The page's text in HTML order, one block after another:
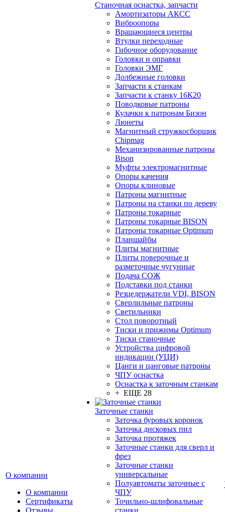
О компании
О компании
Сертификаты
Отзывы
Станочная оснастка, запчасти
Амортизаторы АКСС
Виброопоры
Вращающиеся центры
Втулки переходные
Гибочное оборудование
Головки и оправки
Головки ЭМГ
Долбежные головки
Запчасти к станкам
Запчасти к станку 16К20
Поводковые патроны
Кулачки к патронам Бизон
Люнеты
Магнитный стружкосборщик
Chipmag
Механизированные патроны
Bison
Муфты электромагнитные
Опоры качения
Опоры клиновые
Патроны магнитные
Патроны на станки по дереву
Патроны токарные
Патроны токарные BISON
Патроны токарные Optimum
Планшайбы
Плиты магнитные
Плиты поверочные и
разметочные чугунные
Подача СОЖ
Подставки под станки
Резцедержатели VDI, BISON
Сверлильные патроны
Светильники
Стол поворотный
Тиски и прижимы Optimum
Тиски станочные
Устройства цифровой
индикации (УЦИ)
Цанги и цанговые патроны
ЧПУ оснастка
Оснастка к заточным станкам
+ ЕЩЕ 28
Заточные станки
Заточка буровых коронок
Заточка дисковых пил
Заточка протяжек
Заточные станки для сверл и
фрез
Заточные станки
универсальные
Полуавтоматы заточные с
ЧПУ
Точильно-шлифовальные
станки